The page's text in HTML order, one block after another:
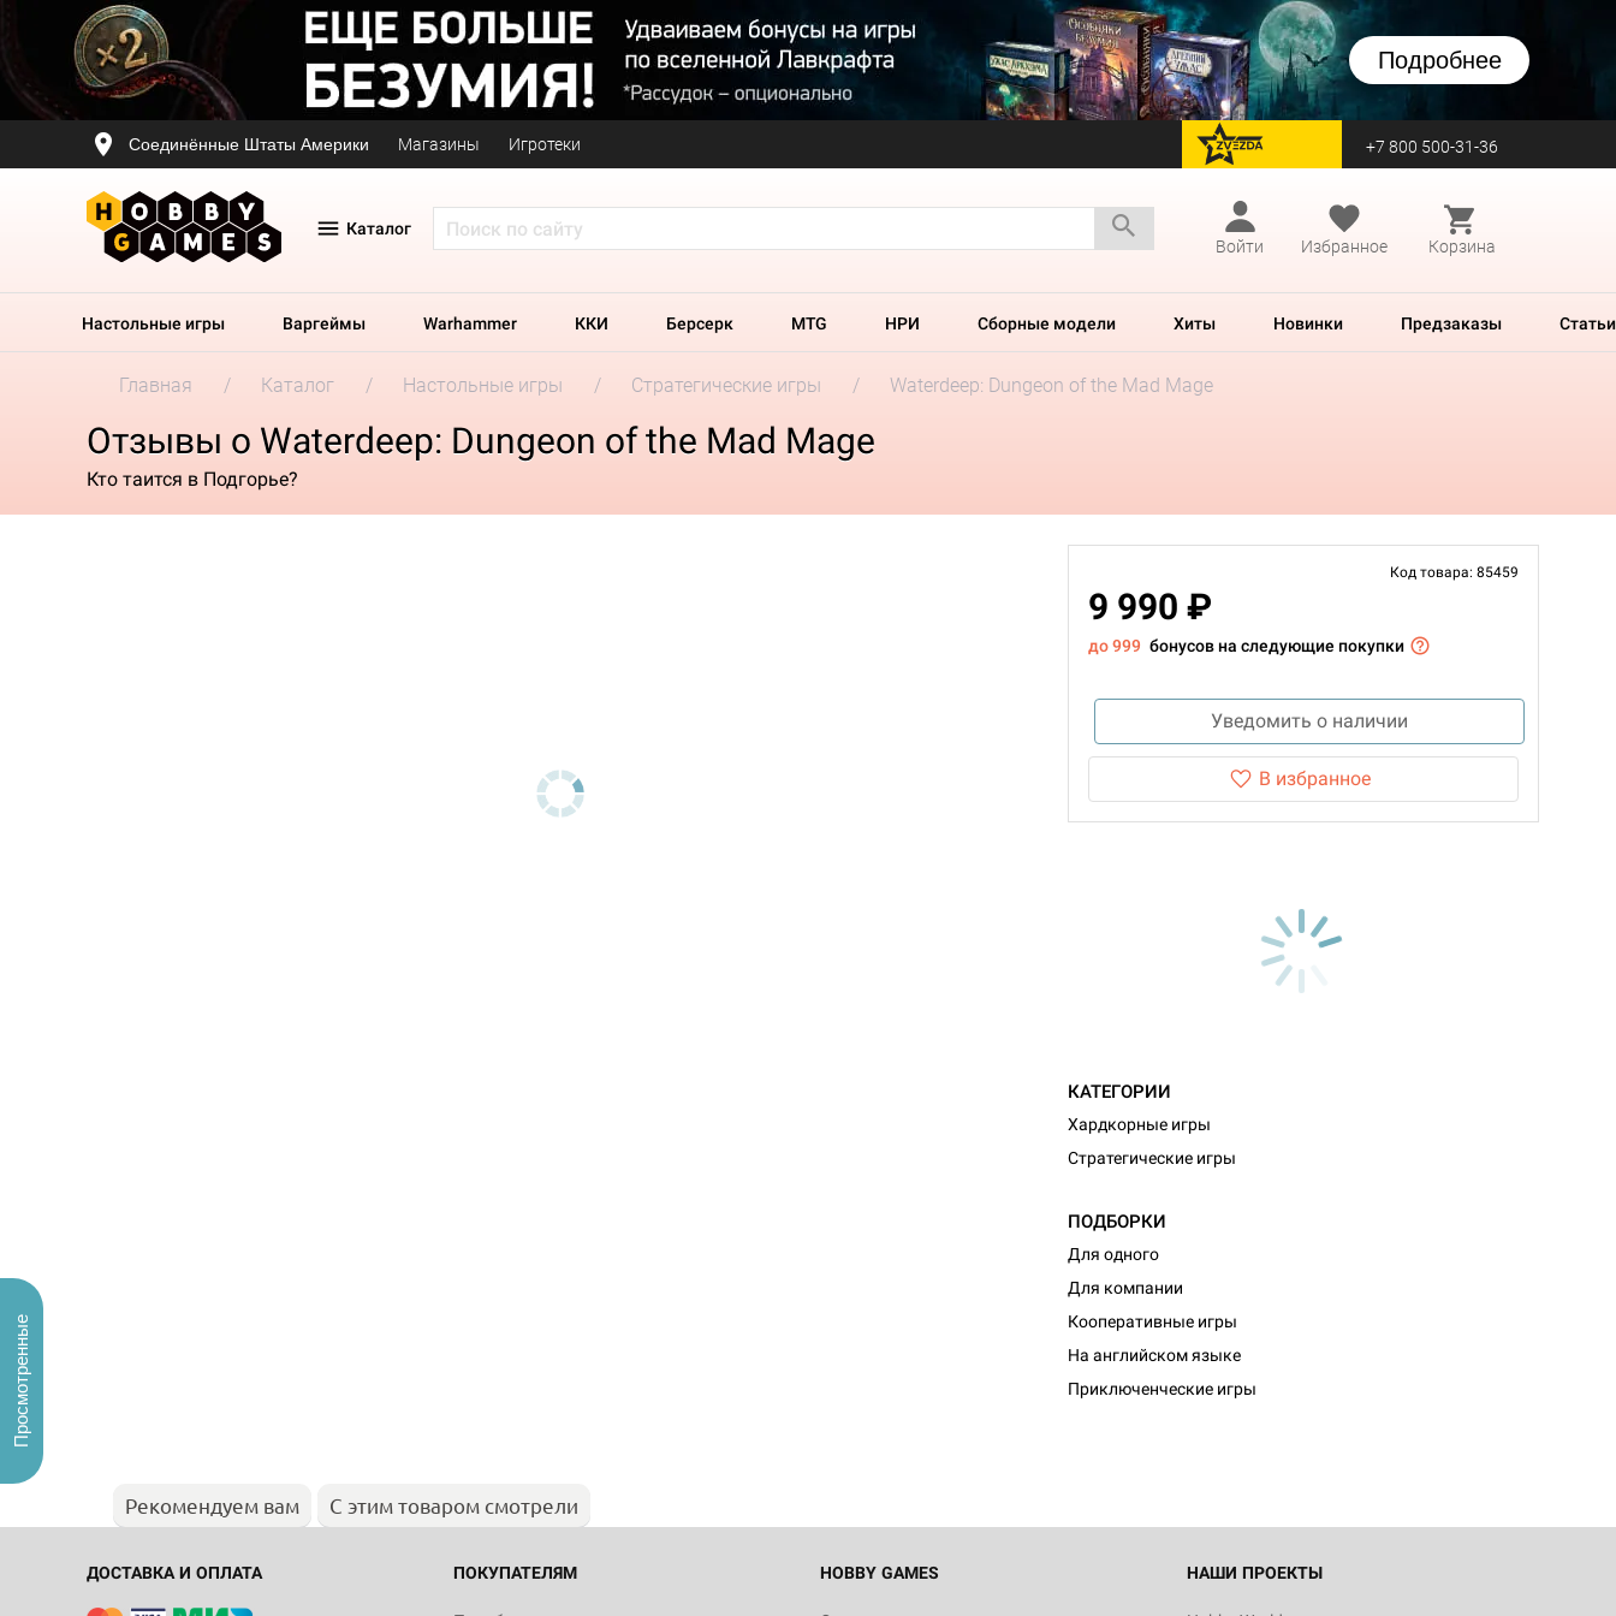
Подробнее
Соединённые Штаты Америки Магазины Игротеки перейти на Zvezda +7 800 500-31-36
Каталог
Войти
Избранное Корзина
Настольные игры Варгеймы Warhammer ККИ Берсерк MTG НРИ Сборные модели Хиты Новинки Предзаказы Статьи
Главная Каталог Настольные игры Стратегические игры Waterdeep: Dungeon of the Mad Mage
Отзывы о Waterdeep: Dungeon of the Mad Mage
Кто таится в Подгорье?
Код товара: 85459
9 990 ₽
до 999 бонусов на следующие покупки
Уведомить о наличии
В избранное
КАТЕГОРИИ
Хардкорные игры
Стратегические игры
ПОДБОРКИ
Для одного
Для компании
Кооперативные игры
На английском языке
Приключенческие игры
Рекомендуем вам С этим товаром смотрели
ДОСТАВКА И ОПЛАТА ПОКУПАТЕЛЯМ HOBBY GAMES НАШИ ПРОЕКТЫ
Просмотренные
Настольная игра Hobby World Монстры
Белая смерть
12 990